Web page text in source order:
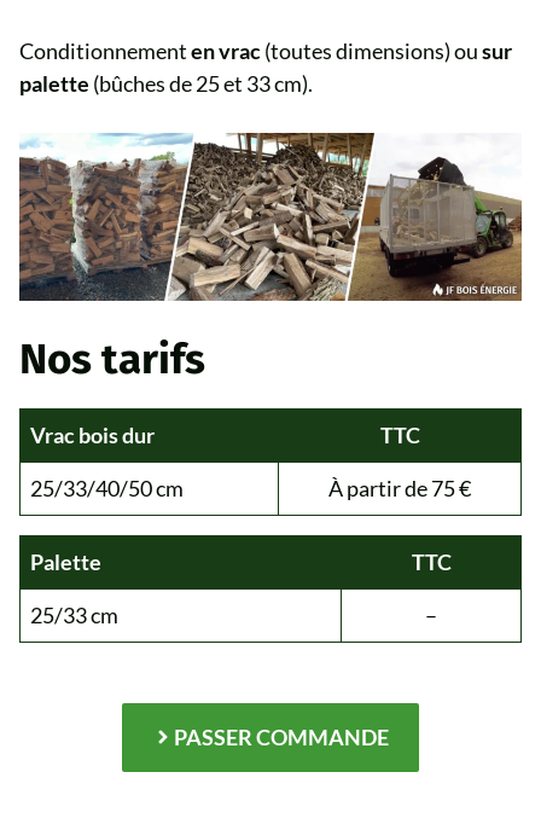
Conditionnementen vrac(toutes dimensions) ousur
palette (bûches de 25 et 33 cm).
Nos tarifs
Vrac bois dur
TTC
25/33/40/50 cm
À partir de 75 €
Palette
TTC
25/33 cm
–
PASSER COMMANDE